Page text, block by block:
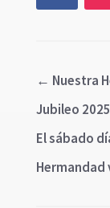
← Nuestra
Jubileo 2025
El sábado
Hermandad